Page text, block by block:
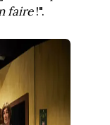
faire!".